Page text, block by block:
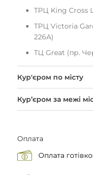
ТРЦ King Cross
ТРЦ Victoria
226А)
ТЦ Great (пр.
Кур'єром по місту
Кур’єром за межі
Оплата
Оплата